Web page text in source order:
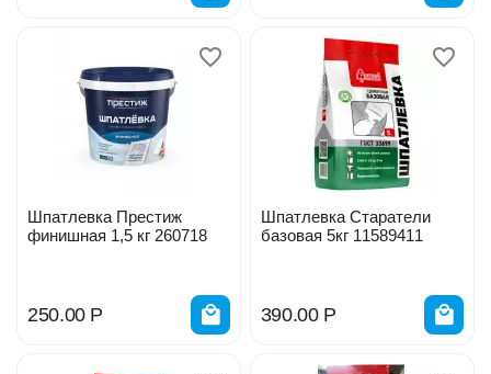
Шпатлевка Престиж
финишная 1,5 кг 260718
250.00 Р
Шпатлевка Старатели
базовая 5кг 11589411
390.00 Р